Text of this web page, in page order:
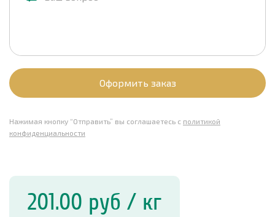
Оформить заказ
Нажимая кнопку “Отправить” вы соглашаетесь с политикой
конфиденциальности
201.00 руб / кг